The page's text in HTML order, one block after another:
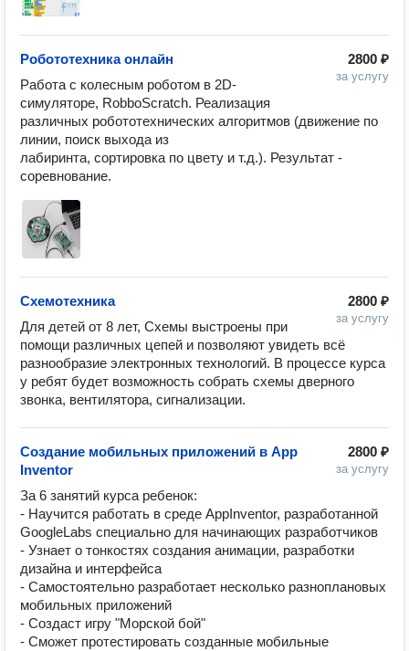
2800 ₽
за услугу
Робототехника онлайн
Работа с колесным роботом в 2D-
симуляторе, RobboScratch. Реализация
различных робототехнических алгоритмов (движение по
линии, поиск выхода из
лабиринта, сортировка по цвету и т.д.). Результат -
соревнование.
2800 ₽
за услугу
Схемотехника
Для детей от 8 лет, Схемы выстроены при
помощи различных цепей и позволяют увидеть всё
разнообразие электронных технологий. В процессе курса
у ребят будет возможность собрать схемы дверного
2800 ₽
за услугу
Создание мобильных приложений в App
Inventor
За 6 занятий курса ребенок:
- Научится работать в среде AppInventor, разработанной
GoogleLabs специально для начинающих разработчиков
- Узнает о тонкостях создания анимации, разработки
дизайна и интерфейса
- Самостоятельно разработает несколько разноплановых
мобильных приложений
- Создаст игру "Морской бой"
- Сможет протестировать созданные мобильные